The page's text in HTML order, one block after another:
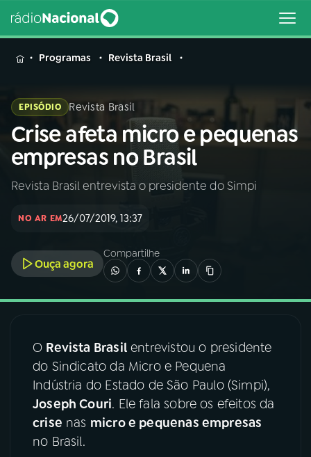
MENU
Buscar
na
Rádio
Nacional
Buscar
01INÍCIO
02A RÁDIO
03PROGRAMAÇÃO
04PROGRAMAS
05PODCASTS
Programas Revista Brasil
EPISÓDIO Revista Brasil
Crise afeta micro e pequenas
empresas no Brasil
Revista Brasil entrevista o presidente do Simpi
NO AR EM26/07/2019, 13:37
Ouça agora
Compartilhe
O Revista Brasilentrevistou o presidente
do Sindicato da Micro e Pequena
Indústria do Estado de São Paulo (Simpi),
Joseph Couri. Ele fala sobre os efeitos da
crise nas micro e pequenas empresas
no Brasil.